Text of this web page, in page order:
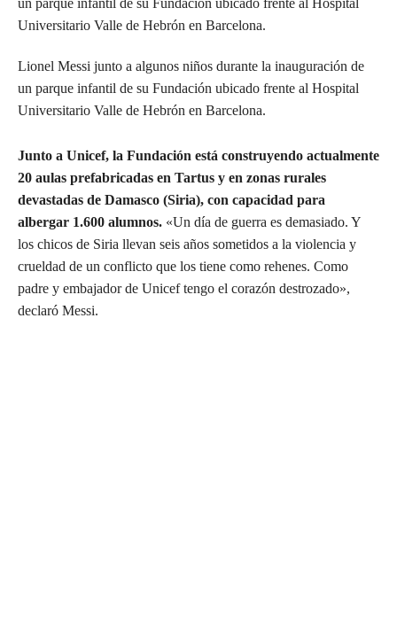
Lionel Messi junto a algunos niños durante la inauguración de
un parque infantil de su Fundación ubicado frente al Hospital
Universitario Valle de Hebrón en Barcelona.
Junto a Unicef, la Fundación está construyendo actualmente
20 aulas prefabricadas en Tartus y en zonas rurales
devastadas de Damasco (Siria), con capacidad para
albergar 1.600 alumnos. «Un día de guerra es demasiado. Y
los chicos de Siria llevan seis años sometidos a la violencia y
crueldad de un conflicto que los tiene como rehenes. Como
padre y embajador de Unicef tengo el corazón destrozado»,
declaró Messi.